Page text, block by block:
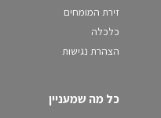
זירת המומחים
כלכלה
הצהרת נגישות
כל מה שמעניין